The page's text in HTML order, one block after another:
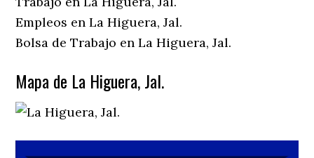
Empleos en La Higuera, Jal.
Bolsa de Trabajo en La Higuera, Jal.
Mapa de La Higuera, Jal.